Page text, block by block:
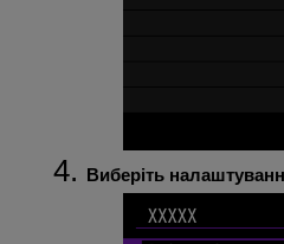
Виберіть